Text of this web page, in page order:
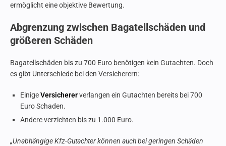
ermöglicht eine objektive Bewertung.
Abgrenzung zwischen Bagatellschäden und
größeren Schäden
Bagatellschäden bis zu 700 Euro benötigen kein Gutachten. Doch
es gibt Unterschiede bei den Versicherern:
EinigeVersichererverlangen ein Gutachten bereits bei 700
Euro Schaden.
Andere verzichten bis zu 1.000 Euro.
„Unabhängige Kfz-Gutachter können auch bei geringen Schäden